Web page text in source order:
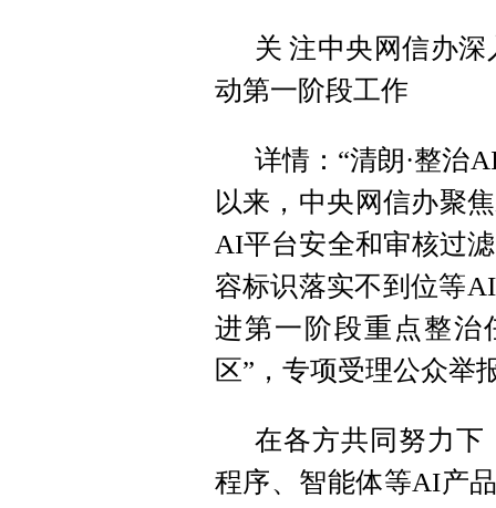
关 注中央网信办
动第一阶段工作
详情：“清朗·整治
以来，中央网信办聚
AI平台安全和审核过
容标识落实不到位等
进第一阶段重点整治
区”，专项受理公众举
在各方共同努力下
程序、智能体等AI产